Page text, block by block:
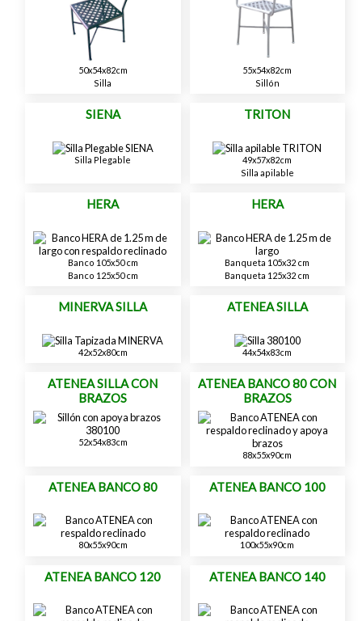
50x54x82cm
Silla
55x54x82cm
Sillón
SIENA
Silla Plegable
TRITON
49x57x82cm
Silla apilable
HERA
Banco 105x50 cm
Banco 125x50 cm
HERA
Banqueta 105x32 cm
Banqueta 125x32 cm
MINERVA SILLA
42x52x80cm
ATENEA SILLA
44x54x83cm
ATENEA SILLA CON
BRAZOS
52x54x83cm
ATENEA BANCO 80 CON
BRAZOS
88x55x90cm
ATENEA BANCO 80
80x55x90cm
ATENEA BANCO 100
100x55x90cm
ATENEA BANCO 120 ATENEA BANCO 140